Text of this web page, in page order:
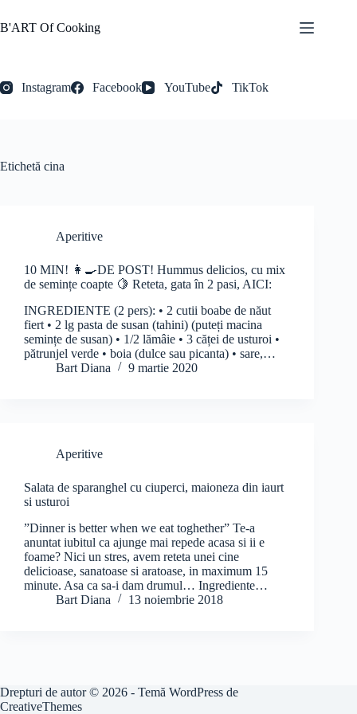
la
conținut
B'ART Of Cooking
Instagram Facebook YouTube TikTok
Etichetă cina
Aperitive
10 MIN! 👩‍🍳DE POST! Hummus delicios, cu mix
de semințe coapte 🍋 Reteta, gata în 2 pasi, AICI:
INGREDIENTE (2 pers): • 2 cutii boabe de năut
fiert • 2 lg pasta de susan (tahini) (puteți macina
semințe de susan) • 1/2 lămâie • 3 căței de usturoi •
pătrunjel verde • boia (dulce sau picanta) • sare,…
Bart Diana
9 martie 2020
Aperitive
Salata de sparanghel cu ciuperci, maioneza din iaurt
si usturoi
”Dinner is better when we eat toghether” Te-a
anuntat iubitul ca ajunge mai repede acasa si ii e
foame? Nici un stres, avem reteta unei cine
delicioase, sanatoase si aratoase, in maximum 15
minute. Asa ca sa-i dam drumul… Ingrediente…
Bart Diana
13 noiembrie 2018
Drepturi de autor © 2026 - Temă WordPress de
CreativeThemes